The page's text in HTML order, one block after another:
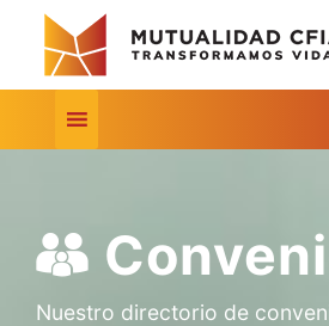
Nuestro directorio de